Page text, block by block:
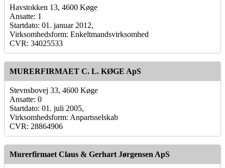
Havstokken 13, 4600 Køge
Ansatte: 1
Startdato: 01. januar 2012,
Virksomhedsform: Enkeltmandsvirksomhed
CVR: 34025533
MURERFIRMAET C. L. KØGE ApS
Stevnsbovej 33, 4600 Køge
Ansatte: 0
Startdato: 01. juli 2005,
Virksomhedsform: Anpartsselskab
CVR: 28864906
Murerfirmaet Claus & Gerhart Jørgensen ApS